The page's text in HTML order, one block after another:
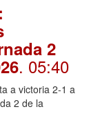
2
. 05:40
a victoria 2-1 a
2 de la